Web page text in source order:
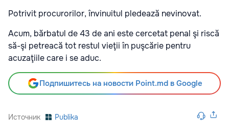
Potrivit procurorilor, învinuitul pledează nevinovat.
Acum, bărbatul de 43 de ani este cercetat penal şi riscă
să-şi petreacă tot restul vieţii în puşcărie pentru
acuzaţiile care i se aduc.
Подпишитесь на новости Point.md в Google
Источник Publika